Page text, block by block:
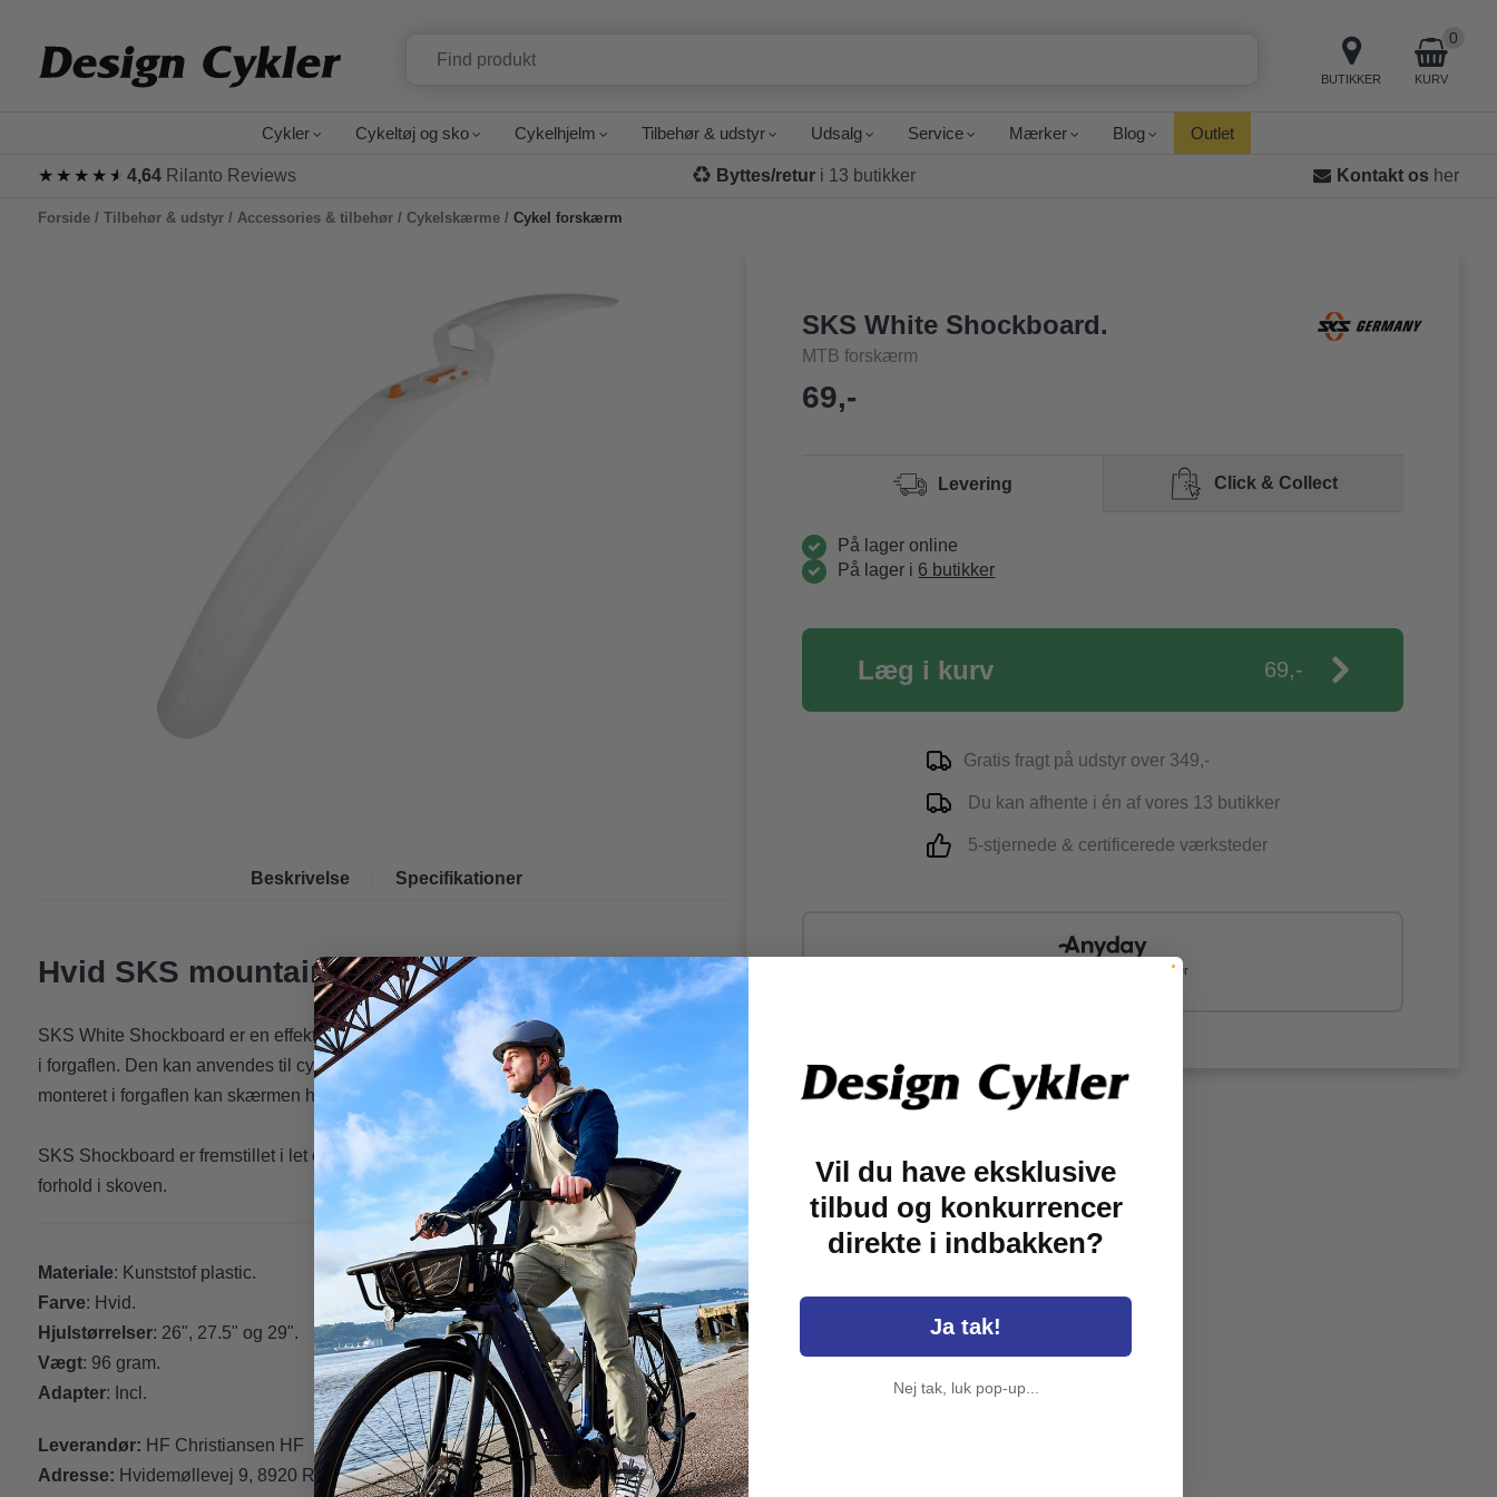
BUTIKKER KURV
0
Cykler Cykeltøj og sko Cykelhjelm Tilbehør & udstyr Udsalg Service Mærker Blog Outlet
★★★★★
★★★★★ 4,64Rilanto Reviews Byttes/retur i 13 butikker Kontakt os her
Forside/ Tilbehør & udstyr/ Accessories & tilbehør/ Cykelskærme/ Cykel forskærm
Beskrivelse Specifikationer
Hvid SKS mountainbike forskærm.
SKS White Shockboard er en effektiv forskærm til alle mountainbikes med affjedring
i forgaflen. Den kan anvendes til cykler med 29", 27.5" og 26" hjul. Når adapteren er
monteret i forgaflen kan skærmen hurtigt og nemt klikkes af og på.
SKS Shockboard er fremstillet i let og stærkt plast, som holder godt i krævende
forhold i skoven.
Materiale: Kunststof plastic.
Farve: Hvid.
Hjulstørrelser: 26", 27.5" og 29".
Vægt: 96 gram.
Adapter: Incl.
Leverandør: HF Christiansen HF
Adresse: Hvidemøllevej 9, 8920 Randers NV
SKS White Shockboard.
MTB forskærm
69,-
Levering Click & Collect
På lager online
På lager i 6 butikker
Læg i kurv 69,-
Gratis fragt på udstyr over 349,-
Du kan afhente i én af vores 13 butikker
5-stjernede & certificerede værksteder
Del dit køb op i 4 - 24 betalinger
Vil du have eksklusive
tilbud og konkurrencer
direkte i indbakken?
Ja tak!
Nej tak, luk pop-up...